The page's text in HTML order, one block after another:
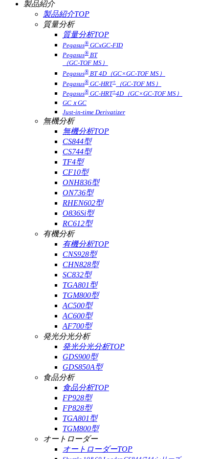
製品紹介
製品紹介TOP
質量分析
質量分析TOP
Pegasus® GCxGC-FID
Pegasus® BT
（GC-TOF MS）
Pegasus® BT 4D（GC×GC-TOF MS）
Pegasus® GC-HRT+
（GC-TOF MS）
Pegasus® GC-HRT+4D（GC×GC-TOF MS）
GCｘGC
Just-in-time Derivatizer
無機分析
無機分析TOP
CS844型
CS744型
TF4型
CF10型
ONH836型
ON736型
RHEN602型
O836Si型
RC612型
有機分析
有機分析TOP
CNS928型
CHN828型
SC832型
TGA801型
TGM800型
AC500型
AC600型
AF700型
発光分光分析
発光分光分析TOP
GDS900型
GDS850A型
食品分析
食品分析TOP
FP928型
FP828型
TGA801型
TGM800型
オートローダー
オートローダーTOP